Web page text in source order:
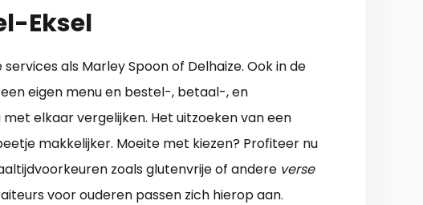
Eksel
als Marley Spoon of Delhaize. Ook in de
eigen menu en bestel-, betaal-, en
elkaar vergelijken. Het uitzoeken van een
makkelijker. Moeite met kiezen? Profiteer nu
zoals glutenvrije of andere verse
voor ouderen passen zich hierop aan.